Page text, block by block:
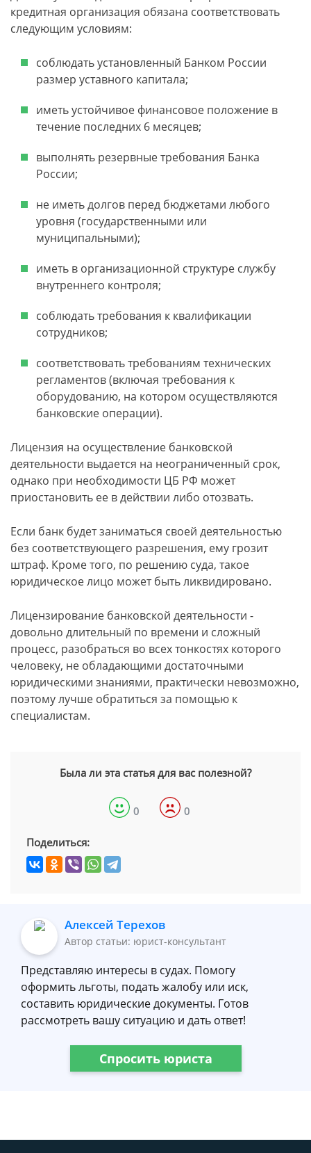
кредитная организация обязана соответствовать
следующим условиям:
соблюдать установленный Банком России
размер уставного капитала;
иметь устойчивое финансовое положение в
течение последних 6 месяцев;
выполнять резервные требования Банка
России;
не иметь долгов перед бюджетами любого
уровня (государственными или
муниципальными);
иметь в организационной структуре службу
внутреннего контроля;
соблюдать требования к квалификации
сотрудников;
соответствовать требованиям технических
регламентов (включая требования к
оборудованию, на котором осуществляются
банковские операции).
Лицензия на осуществление банковской
деятельности выдается на неограниченный срок,
однако при необходимости ЦБ РФ может
приостановить ее в действии либо отозвать.
Если банк будет заниматься своей деятельностью
без соответствующего разрешения, ему грозит
штраф. Кроме того, по решению суда, такое
юридическое лицо может быть ликвидировано.
Лицензирование банковской деятельности -
довольно длительный по времени и сложный
процесс, разобраться во всех тонкостях которого
человеку, не обладающими достаточными
юридическими знаниями, практически невозможно,
поэтому лучше обратиться за помощью к
специалистам.
Была ли эта статья для вас полезной?
0 0
Поделиться:
Алексей Терехов
Автор статьи: юрист-консультант
Представляю интересы в судах. Помогу
оформить льготы, подать жалобу или иск,
составить юридические документы. Готов
рассмотреть вашу ситуацию и дать ответ!
Спросить юриста